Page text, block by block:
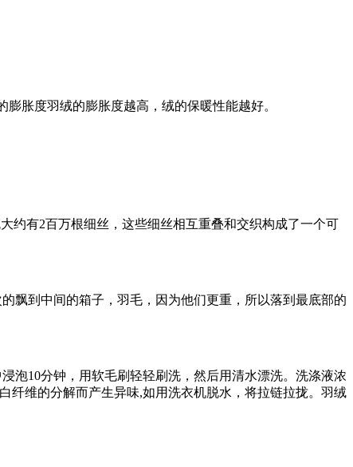
胀度羽绒的膨胀度越高，绒的保暖性能越好。
约有2百万根细丝，这些细丝相互重叠和交织构成了一个可
飘到中间的箱子，羽毛，因为他们更重，所以落到最底部的
10分钟，用软毛刷轻轻刷洗，然后用清水漂洗。洗涤液浓
纤维的分解而产生异味,如用洗衣机脱水，将拉链拉拢。羽绒